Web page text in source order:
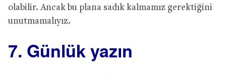
olabilir. Ancak bu plana sadık kalmamız gerektiğini
unutmamalıyız.
7. Günlük yazın